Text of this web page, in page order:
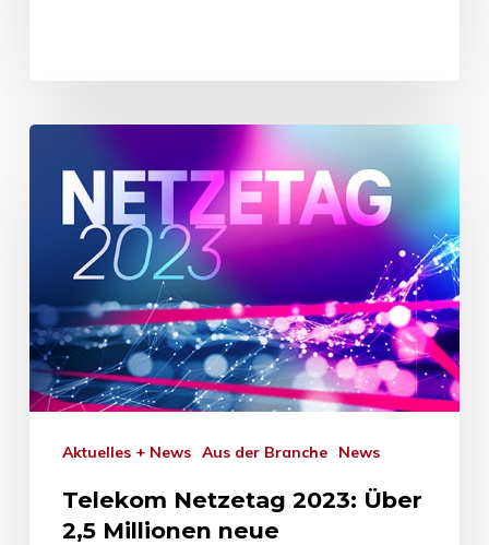
Aktuelles + News Aus der Branche News
Telekom Netzetag 2023: Über
2,5 Millionen neue